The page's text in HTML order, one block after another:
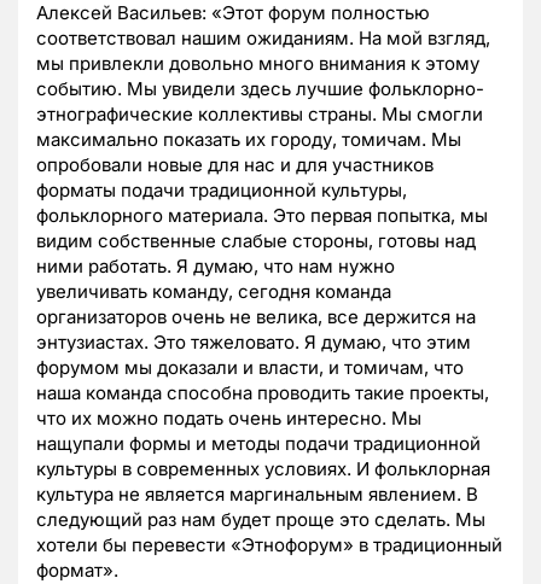
Алексей Васильев: «Этот форум полностью
соответствовал нашим ожиданиям. На мой взгляд,
мы привлекли довольно много внимания к этому
событию. Мы увидели здесь лучшие фольклорно-
этнографические коллективы страны. Мы смогли
максимально показать их городу, томичам. Мы
опробовали новые для нас и для участников
форматы подачи традиционной культуры,
фольклорного материала. Это первая попытка, мы
видим собственные слабые стороны, готовы над
ними работать. Я думаю, что нам нужно
увеличивать команду, сегодня команда
организаторов очень не велика, все держится на
энтузиастах. Это тяжеловато. Я думаю, что этим
форумом мы доказали и власти, и томичам, что
наша команда способна проводить такие проекты,
что их можно подать очень интересно. Мы
нащупали формы и методы подачи традиционной
культуры в современных условиях. И фольклорная
культура не является маргинальным явлением. В
следующий раз нам будет проще это сделать. Мы
хотели бы перевести «Этнофорум» в традиционный
формат».